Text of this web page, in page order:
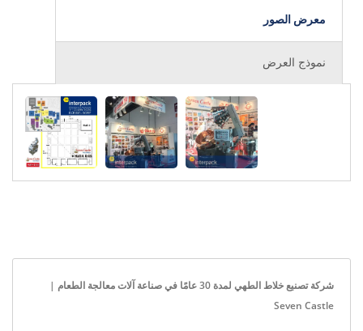
معرض الصور
نموذج العرض
شركة تصنيع خلاط الطهي لمدة 30 عامًا في صناعة آلات معالجة الطعام |
Seven Castle